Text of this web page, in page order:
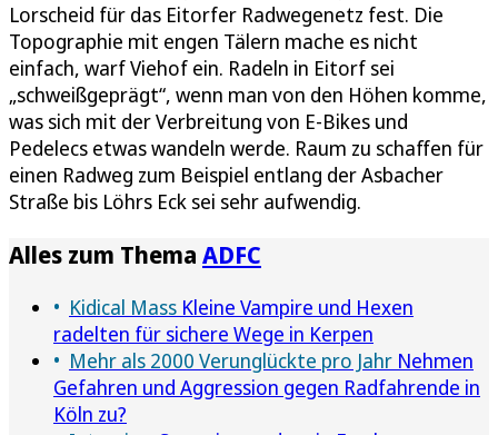
Lorscheid für das Eitorfer Radwegenetz fest. Die
Topographie mit engen Tälern mache es nicht
einfach, warf Viehof ein. Radeln in Eitorf sei
„schweißgeprägt“, wenn man von den Höhen komme,
was sich mit der Verbreitung von E-Bikes und
Pedelecs etwas wandeln werde. Raum zu schaffen für
einen Radweg zum Beispiel entlang der Asbacher
Straße bis Löhrs Eck sei sehr aufwendig.
Alles zum Thema ADFC
Kidical Mass Kleine Vampire und Hexen
radelten für sichere Wege in Kerpen
Mehr als 2000 Verunglückte pro Jahr Nehmen
Gefahren und Aggression gegen Radfahrende in
Köln zu?